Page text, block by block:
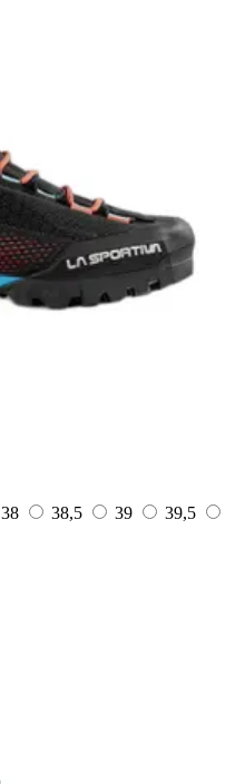
38 38,5 39
39,5